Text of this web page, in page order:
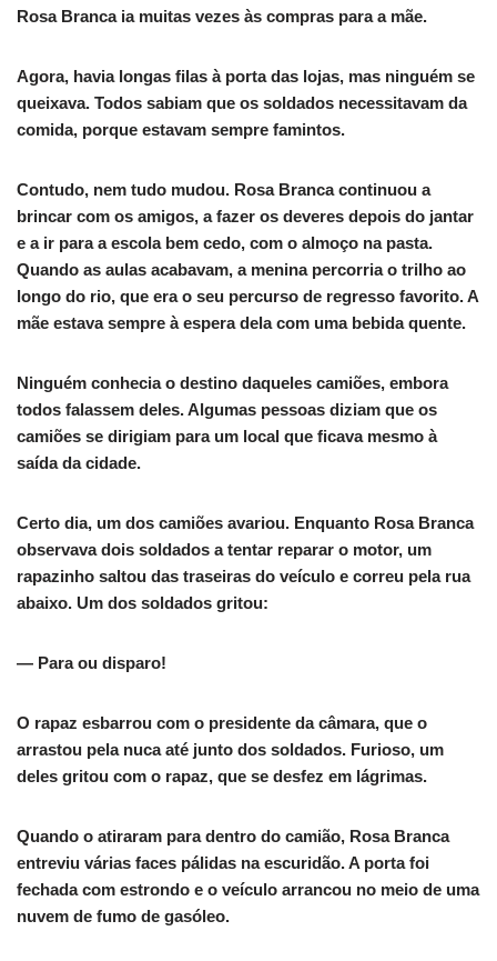
Rosa Branca ia muitas vezes às compras para a mãe.
Agora, havia longas filas à porta das lojas, mas ninguém se
queixava. Todos sabiam que os soldados necessitavam da
comida, porque estavam sempre famintos.
Contudo, nem tudo mudou. Rosa Branca continuou a
brincar com os amigos, a fazer os deveres depois do jantar
e a ir para a escola bem cedo, com o almoço na pasta.
Quando as aulas acabavam, a menina percorria o trilho ao
longo do rio, que era o seu percurso de regresso favorito. A
mãe estava sempre à espera dela com uma bebida quente.
Ninguém conhecia o destino daqueles camiões, embora
todos falassem deles. Algumas pessoas diziam que os
camiões se dirigiam para um local que ficava mesmo à
saída da cidade.
Certo dia, um dos camiões avariou. Enquanto Rosa Branca
observava dois soldados a tentar reparar o motor, um
rapazinho saltou das traseiras do veículo e correu pela rua
abaixo. Um dos soldados gritou:
— Para ou disparo!
O rapaz esbarrou com o presidente da câmara, que o
arrastou pela nuca até junto dos soldados. Furioso, um
deles gritou com o rapaz, que se desfez em lágrimas.
Quando o atiraram para dentro do camião, Rosa Branca
entreviu várias faces pálidas na escuridão. A porta foi
fechada com estrondo e o veículo arrancou no meio de uma
nuvem de fumo de gasóleo.